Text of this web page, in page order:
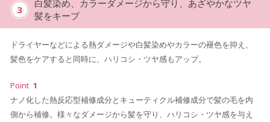
3
白髪染め、カラーダメージから守り、あざやかなツヤ
髪をキープ
ドライヤーなどによる熱ダメージや白髪染めやカラーの褪色を抑え、
髪色をケアすると同時に、ハリコシ・ツヤ感もアップ。
Point 1
ナノ化した熱反応型補修成分とキューティクル補修成分で髪の毛を内
側から補修。様々なダメージから髪を守り、ハリコシ・ツヤ感を与え